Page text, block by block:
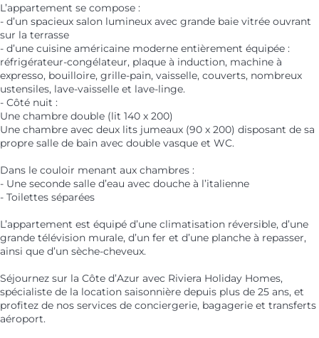
L’appartement se compose :
- d’un spacieux salon lumineux avec grande baie vitrée ouvrant
sur la terrasse
- d’une cuisine américaine moderne entièrement équipée :
réfrigérateur-congélateur, plaque à induction, machine à
expresso, bouilloire, grille-pain, vaisselle, couverts, nombreux
ustensiles, lave-vaisselle et lave-linge.
- Côté nuit :
Une chambre double (lit 140 x 200)
Une chambre avec deux lits jumeaux (90 x 200) disposant de sa
propre salle de bain avec double vasque et WC.
Dans le couloir menant aux chambres :
- Une seconde salle d’eau avec douche à l’italienne
- Toilettes séparées
L’appartement est équipé d’une climatisation réversible, d’une
grande télévision murale, d’un fer et d’une planche à repasser,
ainsi que d’un sèche-cheveux.
Séjournez sur la Côte d’Azur avec Riviera Holiday Homes,
spécialiste de la location saisonnière depuis plus de 25 ans, et
profitez de nos services de conciergerie, bagagerie et transferts
aéroport.